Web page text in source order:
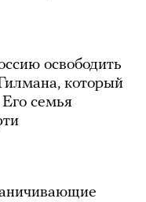
освободить
который
семья